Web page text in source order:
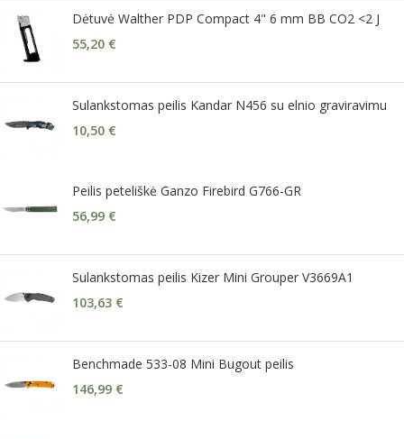
Dėtuvė Walther PDP Compact 4" 6 mm BB CO2 <2 J
55,20 €
Sulankstomas peilis Kandar N456 su elnio graviravimu
10,50 €
Peilis peteliškė Ganzo Firebird G766-GR
56,99 €
Sulankstomas peilis Kizer Mini Grouper V3669A1
103,63 €
Benchmade 533-08 Mini Bugout peilis
146,99 €